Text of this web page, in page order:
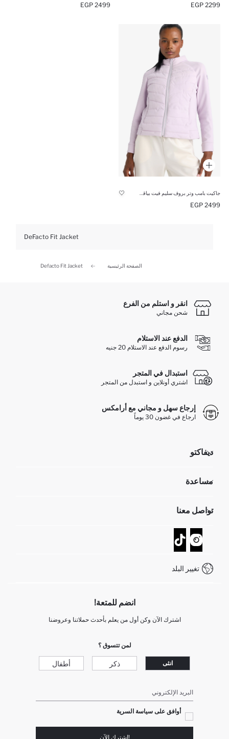
2299 EGP
2499 EGP
جاكيت بامب وتر بروف سليم فيت بياقة عالية ببطانة صوفية من DeFactoFit
2499 EGP
DeFacto Fit Jacket
الصفحة الرئيسية Defacto Fit Jacket
انقر و استلم من الفرع
شحن مجاني
الدفع عند الاستلام
رسوم الدفع عند الاستلام 20 جنيه
استبدال في المتجر
اشتري أونلاين و استبدل من المتجر
إرجاع سهل و مجاني مع أرامكس
ارجاع في غضون 30 يوماً
ديفاكتو
تعرف علينا
GIFT CLUB
مساعدة
عمليات الارجاع و الاستبدال السهلة
تتبع الشحنة
كيف يمكنك التسوق في ديفاكتو ؟
كيف تدفع في ديفاكتو؟
شروط المنافسة
تواصل معنا
نموذج الاتصال
خدمة العملاء
Call Center 19782
تغيير البلد
انضم للمتعة!
اشترك الآن وكن أول من يعلم بأحدث حملاتنا وعروضنا
لمن تتسوق ؟
انثى ذكر أطفال
البريد الإلكتروني
أوافق على سياسة السرية
!إشترك الآن